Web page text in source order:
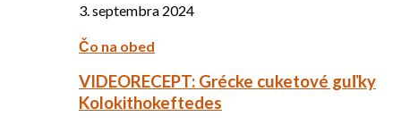
3. septembra 2024
Čo na obed
VIDEORECEPT: Grécke cuketové guľky
Kolokithokeftedes